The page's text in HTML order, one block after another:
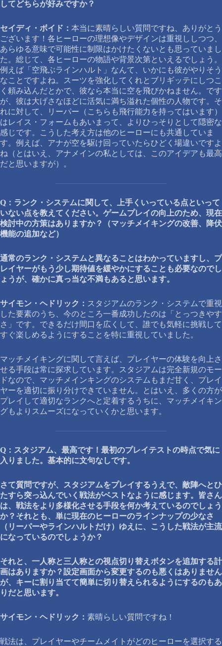
してどちらが好みですか？
セイディ・ボイド： 本当に素晴らしい質問ですね、ありがとう
ございます！各ヒーローの理想像やデザインは重視ししつつ、
あらゆる意味で可能性に制限はかけたくないとも思っていまし
た。総じて、各ヒーローの物語や背景次第といえるでしょう。
例えば「空飛ぶラインハルト」なんて、いかにも彼がやりそう
なことですよね。スーツを強化してくれとブリギッテにしつこ
く頼み込んだとかで、彼なら本当に空を飛びかねません。です
が、彼は大げさなほどに活気に満ち溢れた個性の人物です。そ
れに対して、リーパー（こちらも飛行能力を持ってはいます）
はレイス・フォームもあいまって、よりひっそりとして隠密な
感じです。こうした考え方は他のヒーローにも共通していま
す。例えば、アナが空を駆け回っていたらひどく場違いですよ
ね（とはいえ、アナメインの私としては、このアイデアも最高
だと思いますが）。
Q：ランク・システムに関して、上手くいっている点といって
いない点を教えてください。ゲームプレイの向上のため、現在
検討中の方策はありますか？（マッチメイキングの改善、降伏
機能の追加など）
通常のランク・システムと異なることはわかっていますし、プ
レイヤーがもう少し期待値を緩やかにすることも必要なのでし
ょうが、確かに真っ当な不満もあると思います。
サイモン・ヘドリック： スタジアムのランク・システムで重視
した要素のうち、今のところ一番成功したのは「とっつきやす
さ」です。できるだけ間口を広くして、誰でも気軽に挑戦して
すぐ楽しめるようにすることを特に重視していました。
マッチメイキングに関して言えば、プレイヤーの体験を向上さ
せる手段は常に探求しています。スタジアムは完全新規のモー
ドなので、マッチメインキングのシステムもまだ甘く、プレイ
ヤーを適切に振り分けできていません。とはいえ、多くの方が
プレイして適切なランクへと定着するうちに、マッチメイキン
グもよりスムーズになっていくかと思います。
Q：スタジアム、最高です！最初のプレイテストの時点で気に
入りました。基本的に文句なしです。
さて質問ですが、スタジアムをプレイするうえで、敵陣へとひ
たすら突っ込んでいく戦法がベストなように感じます。皆さん
は、戦法をより多様化させる手段を何か考えているのでしょう
か？それとも、単に現在のヒーローのラインナップの少なさ
（リーパーやラインハルトだけ）ゆえに、こうした戦法が主流
になっているのでしょうか？
それと、一人称と三人称との視点切り替えボタンを追加する計
画はありますか？設定画面から変更するのも悪くはありません
が、キーに割り当てて簡単に切り替えられるようにするのもあ
りだと思います。
サイモン・ヘドリック： 素晴らしい質問ですね！
戦法は、プレイヤーやチームメイトがどのヒーローを選択する